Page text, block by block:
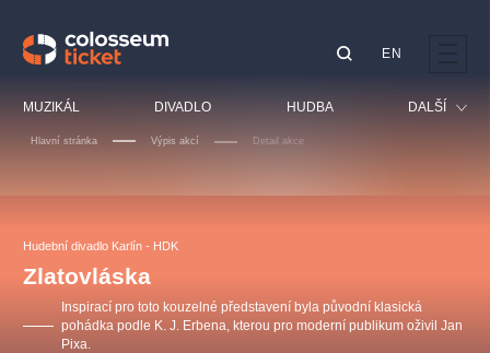
MUZIKÁL DIVADLO HUDBA DALŠÍ
Sport
EN
Hlavní stránka Výpis akcí Detail akce
Hudební divadlo Karlín - HDK
Zlatovláska
Inspirací pro toto kouzelné představení byla původní klasická
pohádka podle K. J. Erbena, kterou pro moderní publikum oživil Jan
Pixa.
OBYČEJNÁ HOLKA
Agentura 44, s.r.o.
Pink Panther Agency,